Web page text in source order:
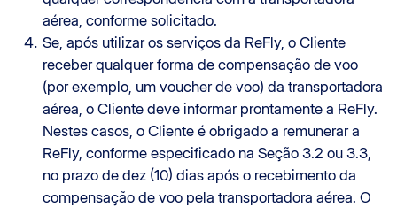
aérea, conforme solicitado.
Se, após utilizar os serviços da ReFly, o Cliente
receber qualquer forma de compensação de voo
(por exemplo, um voucher de voo) da transportadora
aérea, o Cliente deve informar prontamente a ReFly.
Nestes casos, o Cliente é obrigado a remunerar a
ReFly, conforme especificado na Seção 3.2 ou 3.3,
no prazo de dez (10) dias após o recebimento da
compensação de voo pela transportadora aérea. O